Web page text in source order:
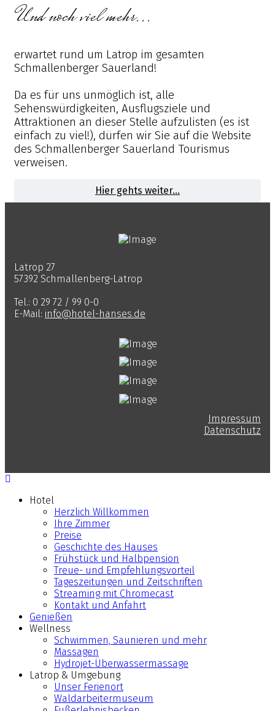
Und noch viel mehr...
erwartet rund um Latrop im gesamten
Schmallenberger Sauerland!
Da es für uns unmöglich ist, alle
Sehenswürdigkeiten, Ausflugsziele und
Attraktionen an dieser Stelle aufzulisten (es ist
einfach zu viel!), dürfen wir Sie auf die Website
des Schmallenberger Sauerland Tourismus
verweisen.
Hier gehts weiter...
Latrop 27
57392 Schmallenberg-Latrop
Tel.: 0 29 72 / 99 0-0
E-Mail: info@hotel-hanses.de
Impressum
Datenschutz
Hotel
Herzlich Willkommen
Ihre Zimmer
Preise
Geschichte des Hauses
Frühstück und Halbpension
Treue- und Empfehlungsvorteil
Tageszeitungen und Zeitschriften
Streaming mit Chromecast
Kontakt und Anfahrt
Genießen
Wellness
Schwimmen, Saunieren und mehr
Massagen
Hydrojet-Überwassermassage
Latrop & Umgebung
Unser Ferienort
Waldarbeitermuseum